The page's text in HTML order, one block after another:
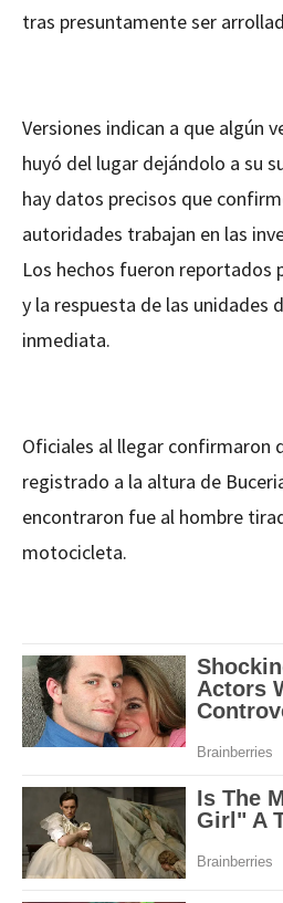
tras presuntamente ser
Versiones indican a que algún
huyó del lugar dejándolo a su
hay datos precisos que
autoridades trabajan en las
Los hechos fueron reportados
y la respuesta de las unidades
inmediata.
Oficiales al llegar confirmaron
registrado a la altura de
encontraron fue al hombre
motocicleta.